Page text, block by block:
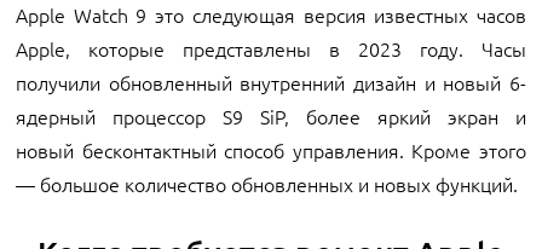
Apple Watch 9 это следующая версия известных часов
Apple, которые представлены в 2023 году. Часы
получили обновленный внутренний дизайн и новый 6-
ядерный процессор S9 SiP, более яркий экран и
новый бесконтактный способ управления. Кроме этого
— большое количество обновленных и новых функций.